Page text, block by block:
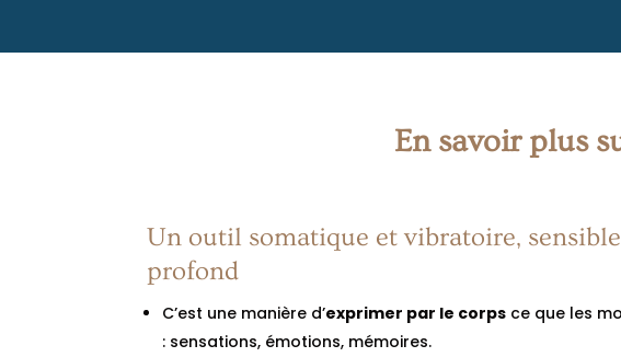
En savoir plus
Un outil somatique et vibratoire,
profond
C’est une manière d’exprimer par le corps ce que les
: sensations, émotions, mémoires.